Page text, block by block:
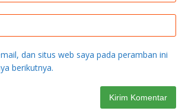
dan situs web saya pada peramban ini
berikutnya.